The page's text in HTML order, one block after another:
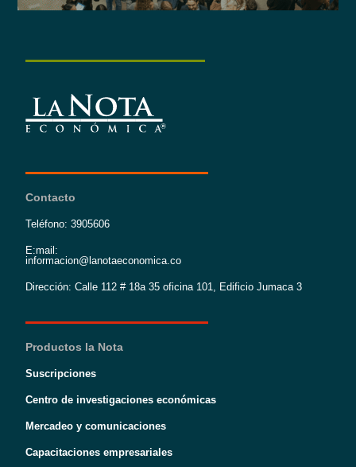
Contacto
Teléfono: 3905606
E:mail:
informacion@lanotaeconomica.co
Dirección: Calle 112 # 18a 35 oficina 101, Edificio Jumaca 3
Productos la Nota
Suscripciones
Centro de investigaciones económicas
Mercadeo y comunicaciones
Capacitaciones empresariales